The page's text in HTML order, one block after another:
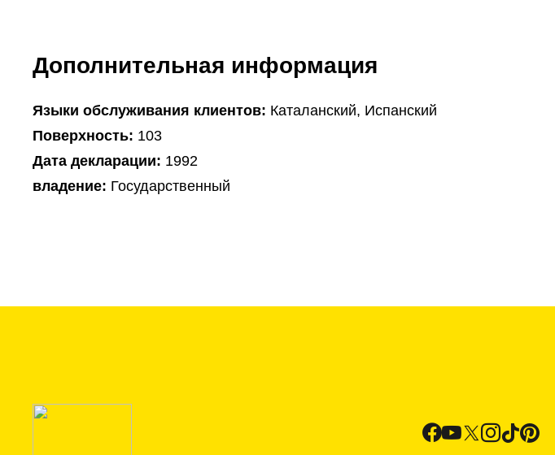
Дополнительная информация
Языки обслуживания клиентов: Каталанский, Испанский
Поверхность: 103
Дата декларации: 1992
владение: Государственный